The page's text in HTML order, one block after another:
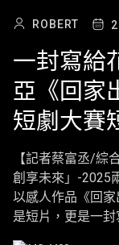
ROBERT
一封寫給
亞《回家
短劇大賽
【記者蔡富丞/綜
創享未來」-2025
以感人作品《回
是短片，更是一